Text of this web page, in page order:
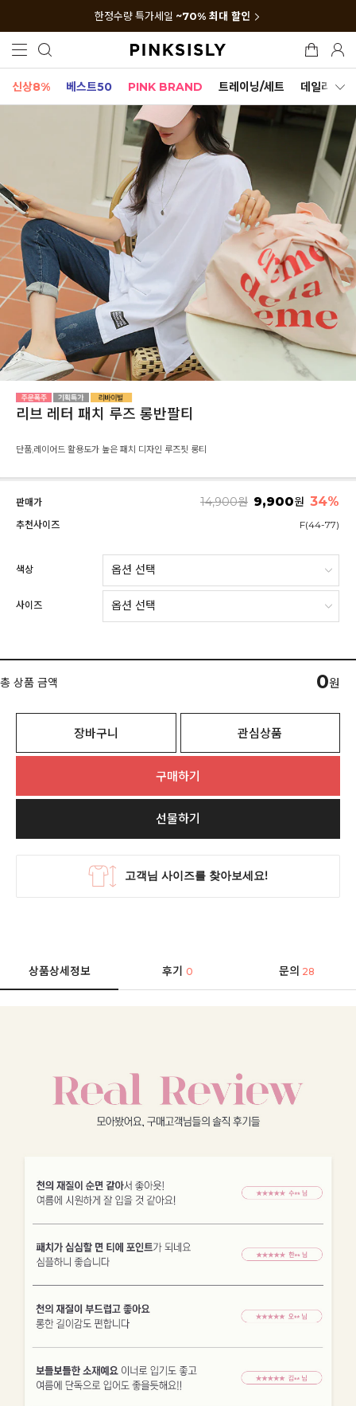
한정수량 특가세일 ~70% 최대 할인
신상8% 베스트50 PINK BRAND 트레이닝/세트 데일리세트
리브 레터 패치 루즈 롱반팔티
단품,레이어드 활용도가 높은 패치 디자인 루즈핏 롱티
판매가 14,900원 9,900원 34%
추천사이즈 F(44-77)
색상
사이즈
총 상품 금액 0원
장바구니 관심상품
구매하기
선물하기
상품상세정보 후기0 문의 28